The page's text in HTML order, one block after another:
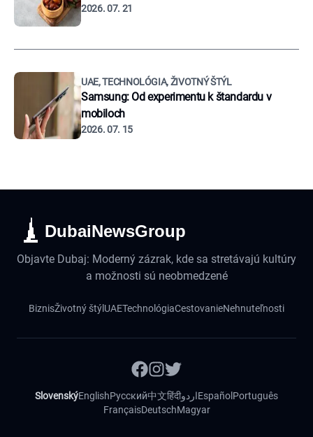
2026. 07. 21
UAE, TECHNOLÓGIA, ŽIVOTNÝ ŠTÝL
Samsung: Od experimentu k štandardu v
mobiloch
2026. 07. 15
DubaiNewsGroup
Objavte Dubaj: Moderný zázrak, kde sa stretávajú kultúry
a možnosti sú neobmedzené
BiznisŽivotný štýl UAETechnológiaCestovanieNehnuteľnosti
SlovenskýEnglishРусский中文हिंदीاردوEspañol Português
FrançaisDeutschMagyar